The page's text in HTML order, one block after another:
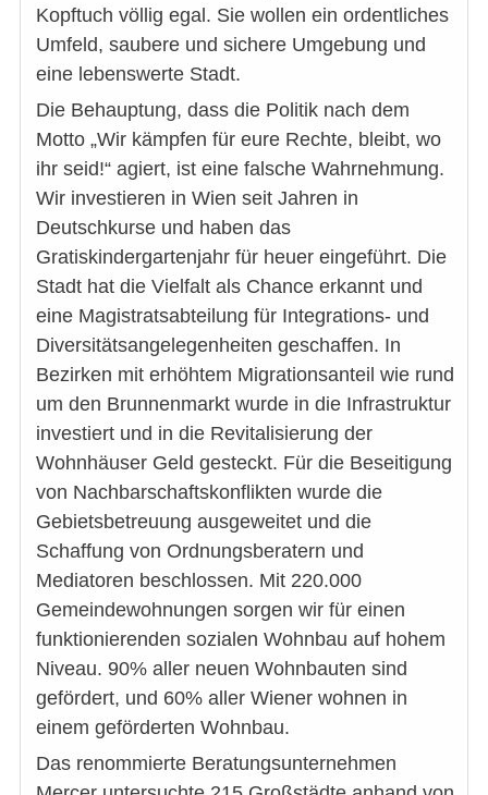
Kopftuch völlig egal. Sie wollen ein ordentliches
Umfeld, saubere und sichere Umgebung und
eine lebenswerte Stadt.
Die Behauptung, dass die Politik nach dem
Motto „Wir kämpfen für eure Rechte, bleibt, wo
ihr seid!“ agiert, ist eine falsche Wahrnehmung.
Wir investieren in Wien seit Jahren in
Deutschkurse und haben das
Gratiskindergartenjahr für heuer eingeführt. Die
Stadt hat die Vielfalt als Chance erkannt und
eine Magistratsabteilung für Integrations- und
Diversitätsangelegenheiten geschaffen. In
Bezirken mit erhöhtem Migrationsanteil wie rund
um den Brunnenmarkt wurde in die Infrastruktur
investiert und in die Revitalisierung der
Wohnhäuser Geld gesteckt. Für die Beseitigung
von Nachbarschaftskonflikten wurde die
Gebietsbetreuung ausgeweitet und die
Schaffung von Ordnungsberatern und
Mediatoren beschlossen. Mit 220.000
Gemeindewohnungen sorgen wir für einen
funktionierenden sozialen Wohnbau auf hohem
Niveau. 90% aller neuen Wohnbauten sind
gefördert, und 60% aller Wiener wohnen in
einem geförderten Wohnbau.
Das renommierte Beratungsunternehmen